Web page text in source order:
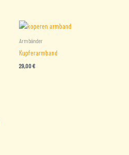
Armbänder
Kupferarmband
29,00€